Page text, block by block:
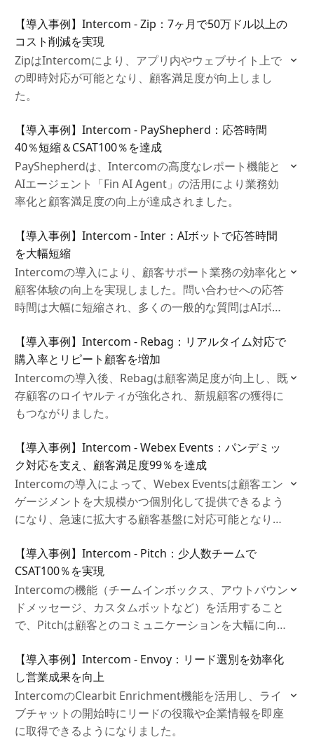
化し、ビジネスの成長に寄与しています。
【導入事例】Intercom - Zip：7ヶ月で50万ドル以上の
コスト削減を実現
ZipはIntercomにより、アプリ内やウェブサイト上で
の即時対応が可能となり、顧客満足度が向上しまし
た。
【導入事例】Intercom - PayShepherd：応答時間
40％短縮＆CSAT100％を達成
PayShepherdは、Intercomの高度なレポート機能と
AIエージェント「Fin AI Agent」の活用により業務効
率化と顧客満足度の向上が達成されました。
【導入事例】Intercom - Inter：AIボットで応答時間
を大幅短縮
Intercomの導入により、顧客サポート業務の効率化と
顧客体験の向上を実現しました。問い合わせへの応答
時間は大幅に短縮され、多くの一般的な質問はAIボッ
しました。
【導入事例】Intercom - Rebag：リアルタイム対応で
購入率とリピート顧客を増加
Intercomの導入後、Rebagは顧客満足度が向上し、既
存顧客のロイヤルティが強化され、新規顧客の獲得に
もつながりました。
【導入事例】Intercom - Webex Events：パンデミッ
ク対応を支え、顧客満足度99％を達成
Intercomの導入によって、Webex Eventsは顧客エン
ゲージメントを大規模かつ個別化して提供できるよう
になり、急速に拡大する顧客基盤に対応可能となりま
タムボット導入によりリードが154%増加するなど成
果が得られました。
【導入事例】Intercom - Pitch：少人数チームで
CSAT100％を実現
Intercomの機能（チームインボックス、アウトバウン
ドメッセージ、カスタムボットなど）を活用すること
で、Pitchは顧客とのコミュニケーションを大幅に向上
し、スケーラブルなメッセージングが可能となりまし
た。
【導入事例】Intercom - Envoy：リード選別を効率化
し営業成果を向上
IntercomのClearbit Enrichment機能を活用し、ライ
ブチャットの開始時にリードの役職や企業情報を即座
に取得できるようになりました。